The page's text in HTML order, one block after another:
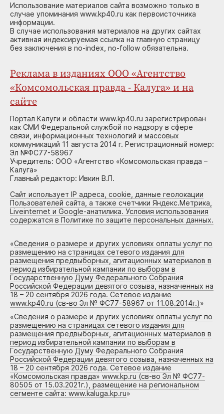
Использование материалов сайта возможно только в
случае упоминания www.kp40.ru как первоисточника
информации.
В случае использования материалов на других сайтах
активная индексируемая ссылка на главную страницу
без заключения в no-index, no-follow обязательна.
Реклама в изданиях ООО «Агентство
«Комсомольская правда - Калуга» и на
сайте
Портал Калуги и области www.kp40.ru зарегистрирован
как СМИ Федеральной службой по надзору в сфере
связи, информационных технологий и массовых
коммуникаций 11 августа 2014 г. Регистрационный номер:
Эл №ФС77-58967
Учредитель: ООО «Агентство «Комсомольская правда –
Калуга»
Главный редактор: Ивкин В.П.
Сайт использует IP адреса, cookie, данные геолокации
Пользователей сайта, а также счетчики Яндекс.Метрика,
Liveinternet и Google-анатилика. Условия использования
содержатся в Политике по защите персональных данных.
«Сведения о размере и других условиях оплаты услуг по
размещению на страницах сетевого издания для
размещения предвыборных, агитационных материалов в
период избирательной кампании по выборам в
Государственную Думу Федерального Собрания
Российской Федерации девятого созыва, назначенных на
18 – 20 сентября 2026 года. Сетевое издание
www.kp40.ru (св-во Эл № ФС77-58967 от 11.08.2014г.)»
«Сведения о размере и других условиях оплаты услуг по
размещению на страницах сетевого издания для
размещения предвыборных, агитационных материалов в
период избирательной кампании по выборам в
Государственную Думу Федерального Собрания
Российской Федерации девятого созыва, назначенных на
18 – 20 сентября 2026 года. Сетевое издание
«Комсомольская правда» www.kp.ru (св-во Эл № ФС77-
80505 от 15.03.2021г.), размещение на региональном
сегменте сайта: www.kaluga.kp.ru»